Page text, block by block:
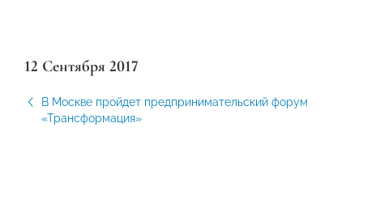
12 Сентября 2017
В Москве пройдет предпринимательский форум
«Трансформация»